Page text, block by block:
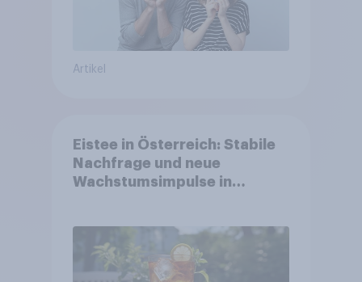
Artikel
Eistee in Österreich: Stabile
Nachfrage und neue
Wachstumsimpulse in